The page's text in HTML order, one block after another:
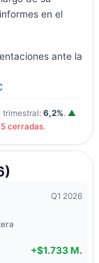
en el
ante la
trimestral: 6,2%. ▲
cerradas.
Q1 2026
+$1.733 M.